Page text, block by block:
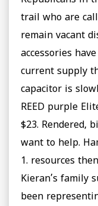
trail who are
remain vacant
accessories
current supply
capacitor is
REED purple
$23. Rendered,
want to help.
1. resources
Kieran’s family
been